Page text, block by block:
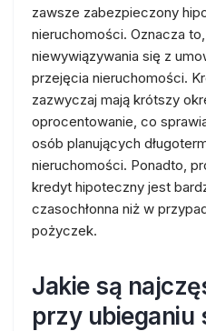
zawsze zabezpieczony
nieruchomości. Oznacza
niewywiązywania się z
przejęcia nieruchomości.
zazwyczaj mają krótszy
oprocentowanie, co
osób planujących
nieruchomości. Ponadto,
kredyt hipoteczny jest
czasochłonna niż w
pożyczek.
Jakie są
przy ubieganiu